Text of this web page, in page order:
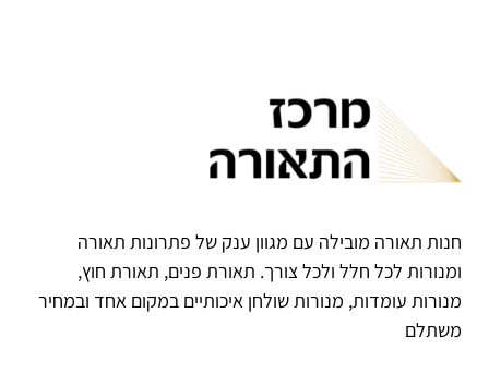
חנות תאורה מובילה עם מגוון ענק של פתרונות תאורה
ומנורות לכל חלל ולכל צורך. תאורת פנים, תאורת חוץ,
מנורות עומדות, מנורות שולחן איכותיים במקום אחד ובמחיר
משתלם